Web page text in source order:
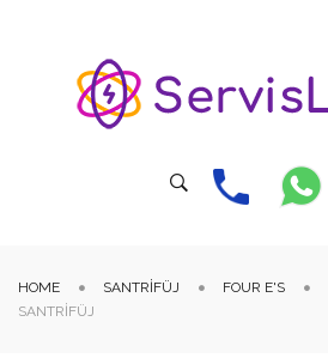
HOME SANTRIFÜJ FOUR E'S
SANTRIFÜJ